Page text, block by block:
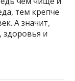
тем крепче
А значит,
и